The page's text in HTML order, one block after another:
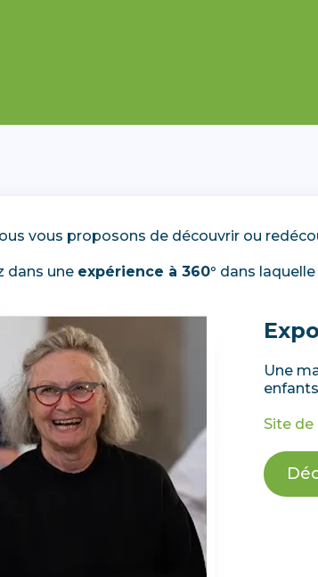
vous proposons de découvrir ou
dans une expérience à 360° dans
Une
Site de